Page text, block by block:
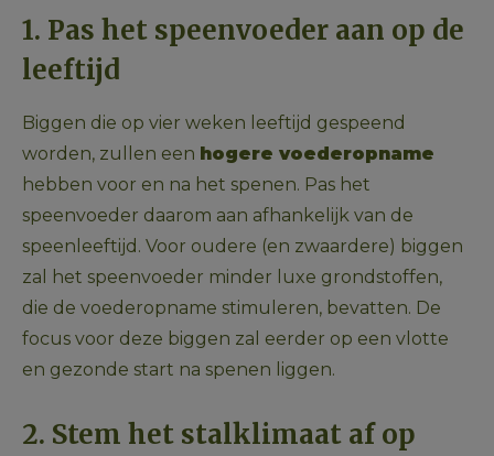
1. Pas het speenvoeder aan op de
leeftijd
Biggen die op vier weken leeftijd gespeend
worden, zullen een hogere voederopname
hebben voor en na het spenen. Pas het
speenvoeder daarom aan afhankelijk van de
speenleeftijd. Voor oudere (en zwaardere) biggen
zal het speenvoeder minder luxe grondstoffen,
die de voederopname stimuleren, bevatten. De
focus voor deze biggen zal eerder op een vlotte
en gezonde start na spenen liggen.
2. Stem het stalklimaat af op